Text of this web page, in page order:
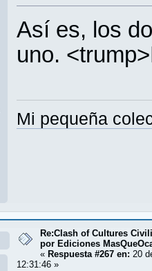
Así es, los
uno.
Mi pequeña
Re:Clash of Cultures
por Ediciones
« Respuesta #267 en: 20
12:31:46 »